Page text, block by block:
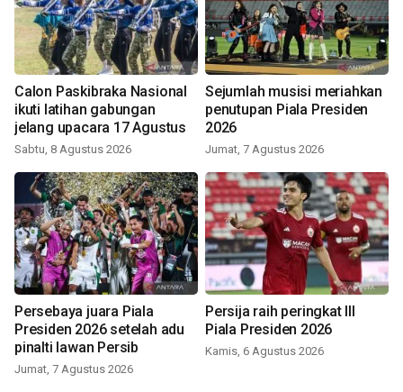
Calon Paskibraka Nasional
ikuti latihan gabungan
jelang upacara 17 Agustus
Sabtu, 8 Agustus 2026
Sejumlah musisi meriahkan
penutupan Piala Presiden
2026
Jumat, 7 Agustus 2026
Persebaya juara Piala
Presiden 2026 setelah adu
pinalti lawan Persib
Jumat, 7 Agustus 2026
Persija raih peringkat III
Piala Presiden 2026
Kamis, 6 Agustus 2026